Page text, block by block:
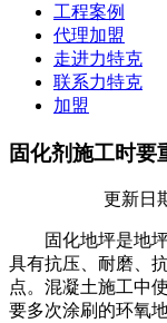
工程案例
代理加盟
走进力特克
联系力特克
加盟
固化剂施工时要
更新日
固化地坪是地
具有抗压、耐磨、
点。混凝土施工中
要多次涂刷的环氧